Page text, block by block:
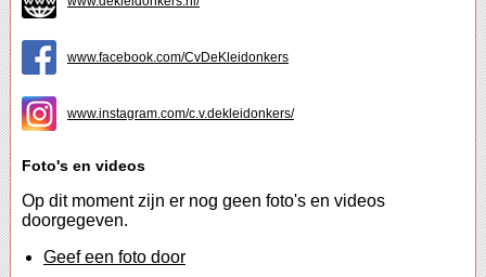
www.facebook.com/CvDeKleidonkers
www.instagram.com/c.v.dekleidonkers/
Foto's en videos
Op dit moment zijn er nog geen foto's en videos
doorgegeven.
Geef een foto door